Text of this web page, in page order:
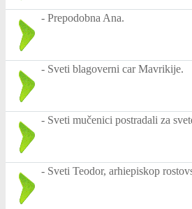
- Prepodobna Ana.
- Sveti blagoverni car Mavrikije.
- Sveti mučenici postradali za
- Sveti Teodor, arhiepiskop